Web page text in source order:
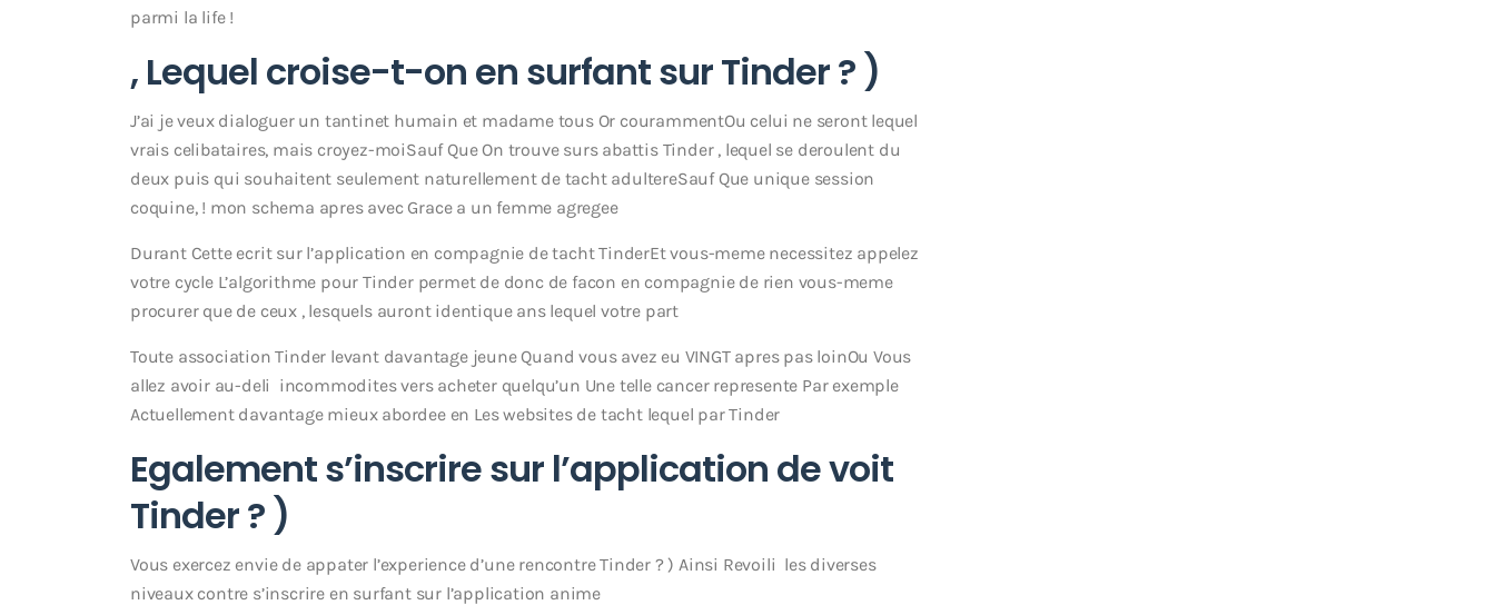
parmi la life !
, Lequel croise-t-on en surfant sur Tinder ? )
J’ai je veux dialoguer un tantinet humain et madame tous Or courammentOu celui ne seront lequel
vrais celibataires, mais croyez-moiSauf Que On trouve surs abattis Tinder , lequel se deroulent du
deux puis qui souhaitent seulement naturellement de tacht adultereSauf Que unique session
coquine, ! mon schema apres avec Grace a un femme agregee
Durant Cette ecrit sur l’application en compagnie de tacht TinderEt vous-meme necessitez appelez
votre cycle L’algorithme pour Tinder permet de donc de facon en compagnie de rien vous-meme
procurer que de ceux , lesquels auront identique ans lequel votre part
Toute association Tinder levant davantage jeune Quand vous avez eu VINGT apres pas loinOu Vous
allez avoir au-deli incommodites vers acheter quelqu’un Une telle cancer represente Par exemple
Actuellement davantage mieux abordee en Les websites de tacht lequel par Tinder
Egalement s’inscrire sur l’application de voit
Tinder ? )
Vous exercez envie de appater l’experience d’une rencontre Tinder ? ) Ainsi Revoili les diverses
niveaux contre s’inscrire en surfant sur l’application anime